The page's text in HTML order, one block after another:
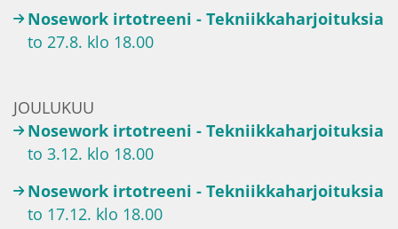
Nosework irtotreeni - Tekniikkaharjoituksia
to 27.8. klo 18.00
JOULUKUU
Nosework irtotreeni - Tekniikkaharjoituksia
to 3.12. klo 18.00
Nosework irtotreeni - Tekniikkaharjoituksia
to 17.12. klo 18.00